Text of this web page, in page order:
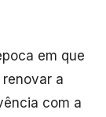
em que
a
com a